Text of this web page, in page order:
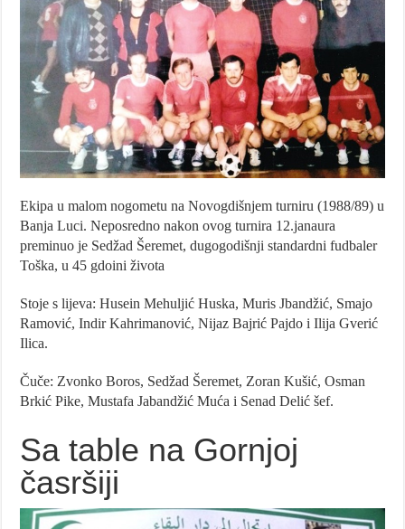
Ekipa u malom nogometu na Novogdišnjem turniru (1988/89) u
Banja Luci. Neposredno nakon ovog turnira 12.janaura
preminuo je Sedžad Šeremet, dugogodišnji standardni fudbaler
Toška, u 45 gdoini života
Stoje s lijeva: Husein Mehuljić Huska, Muris Jbandžić, Smajo
Ramović, Indir Kahrimanović, Nijaz Bajrić Pajdo i Ilija Gverić
Ilica.
Čuče: Zvonko Boros, Sedžad Šeremet, Zoran Kušić, Osman
Brkić Pike, Mustafa Jabandžić Muća i Senad Delić šef.
Sa table na Gornjoj
časršiji